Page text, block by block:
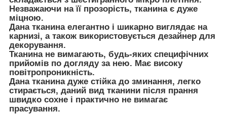
Незважаючи на її прозорість, тканина є дуже
міцною.
Дана тканина елегантно і шикарно виглядає на
карнизі, а також використовується дезайнер для
декорування.
Тканина не вимагають, будь-яких специфічних
прийомів по догляду за нею. Має високу
повітропроникність.
Дана тканина дуже стійка до зминання, легко
стирається, даний вид тканини після прання
швидко сохне і практично не вимагає
прасування.